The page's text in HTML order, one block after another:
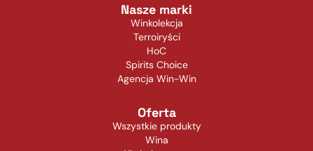
Nasze marki
Winkolekcja
Terroiryści
HoC
Spirits Choice
Agencja Win-Win
Oferta
Wszystkie produkty
Wina